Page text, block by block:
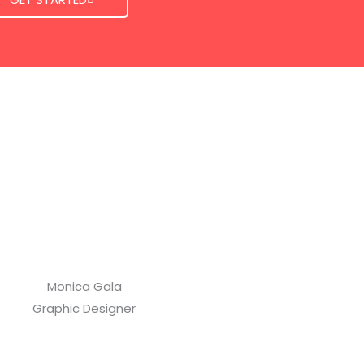
Monica Gala
Graphic Designer